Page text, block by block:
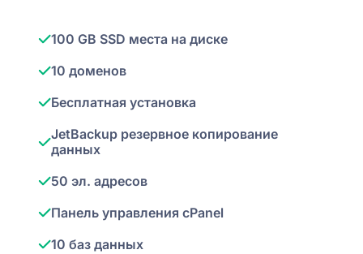
100 GB SSD места на диске
10 доменов
Бесплатная установка
JetBackup резервное копирование
данных
50 эл. адресов
Панель управления cPanel
10 баз данных